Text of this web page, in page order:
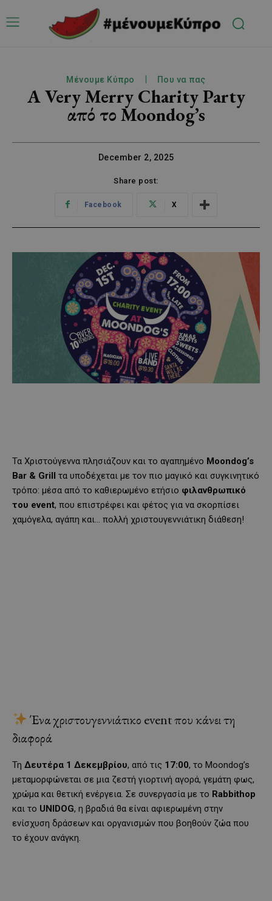
Μένουμε Κύπρο Που να πας
A Very Merry Charity Party
από το Moondog’s
December 2, 2025
Share post:
Facebook X
Τα Χριστούγεννα πλησιάζουν και το αγαπημένο Moondog’s
Bar & Grill τα υποδέχεται με τον πιο μαγικό και συγκινητικό
τρόπο: μέσα από το καθιερωμένο ετήσιο φιλανθρωπικό
του event, που επιστρέφει και φέτος για να σκορπίσει
χαμόγελα, αγάπη και… πολλή χριστουγεννιάτικη διάθεση!
Ένα χριστουγεννιάτικο event που κάνει τη
διαφορά
Τη Δευτέρα 1 Δεκεμβρίου, από τις 17:00, το Moondog’s
μεταμορφώνεται σε μια ζεστή γιορτινή αγορά, γεμάτη φως,
χρώμα και θετική ενέργεια. Σε συνεργασία με το Rabbithop
και το UNIDOG, η βραδιά θα είναι αφιερωμένη στην
ενίσχυση δράσεων και οργανισμών που βοηθούν ζώα που
το έχουν ανάγκη.